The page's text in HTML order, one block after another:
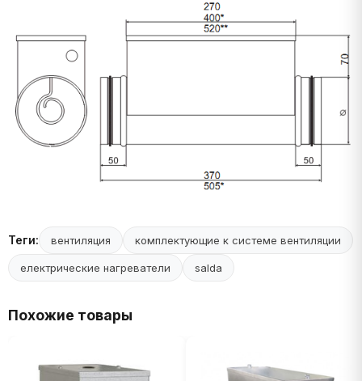
Теги: вентиляция комплектующие к системе вентиляции
електрические нагреватели salda
Похожие товары